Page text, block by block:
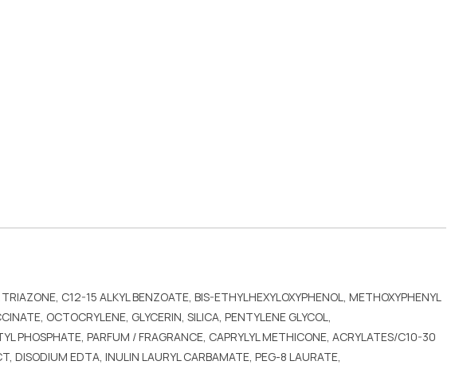
C12-15 ALKYL BENZOATE, BIS-ETHYLHEXYLOXYPHENOL, METHOXYPHENYL
OCTOCRYLENE, GLYCERIN, SILICA, PENTYLENE GLYCOL,
PHOSPHATE, PARFUM / FRAGRANCE, CAPRYLYL METHICONE, ACRYLATES/C10-30
DISODIUM EDTA, INULIN LAURYL CARBAMATE, PEG-8 LAURATE,